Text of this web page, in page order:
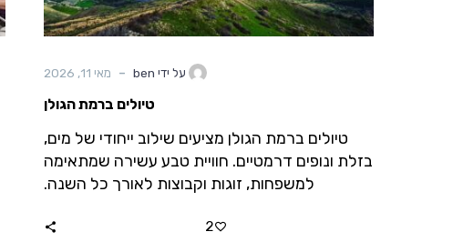
על ידי ben - מאי 11, 2026
טיולים ברמת הגולן
טיולים ברמת הגולן מציעים שילוב ייחודי של מים,
בזלת ונופים דרמטיים. חוויית טבע עשירה שמתאימה
למשפחות, זוגות וקבוצות לאורך כל השנה.
2